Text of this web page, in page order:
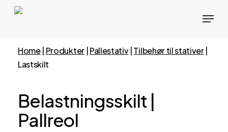
Hopp
Meny
Home| Produkter|Pallestativ|Tilbehør til stativer|
Lastskilt
Belastningsskilt |
Pallreol